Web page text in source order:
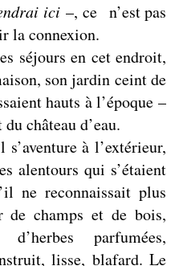
ici–, ce n’est pas
la connexion.
séjours en cet endroit,
son jardin ceint de
hauts à l’époque –
château d’eau.
à l’extérieur,
alentours qui s’étaient
ne reconnaissait plus
champs et de bois,
parfumées,
lisse, blafard. Le